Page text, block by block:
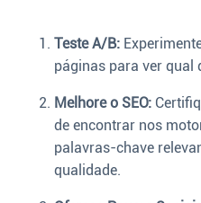
Teste A/B:
páginas para ver qual
Melhore o SEO:
de encontrar nos
palavras-chave
qualidade.